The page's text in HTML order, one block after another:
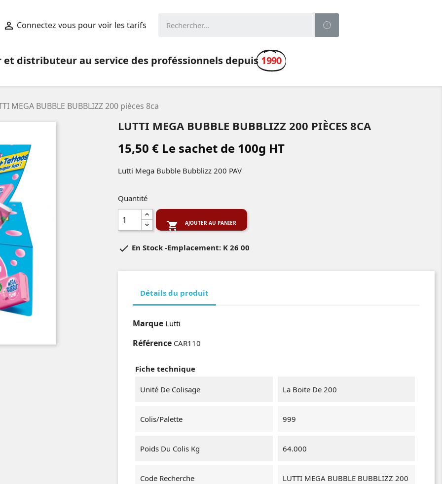
 Connectez vous pour voir les tarifs
distributeur au service des proféssionnels depuis 1990
MEGA BUBBLE BUBBLIZZ 200 pièces 8ca
LUTTI MEGA BUBBLE BUBBLIZZ 200 PIÈCES 8CA
15,50 € Le sachet de 100g HT
Lutti Mega Bubble Bubblizz 200 PAV
Quantité
 AJOUTER AU PANIER
 En Stock -Emplacement: K 26 00
Détails du produit
Marque Lutti
Référence CAR110
Fiche technique
Unité De Colisage La Boite De 200
Colis/Palette 999
Poids Du Colis Kg 64.000
Code Recherche LUTTI MEGA BUBBLE BUBBLIZZ 200